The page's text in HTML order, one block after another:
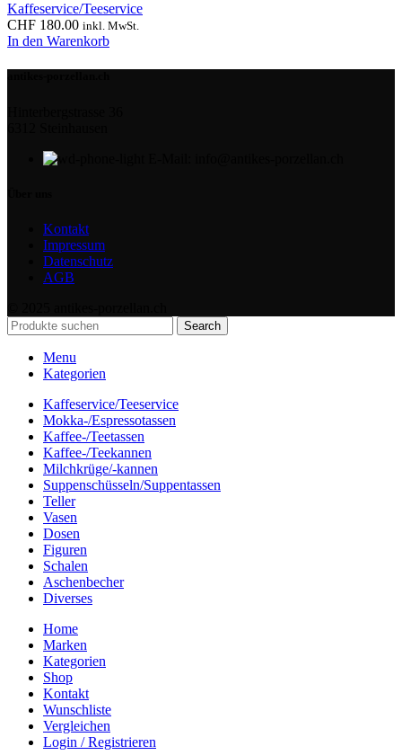
Kaffeservice/Teeservice
CHF 180.00 inkl. MwSt.
In den Warenkorb
Kontakt
Impressum
Datenschutz
AGB
Search
Menu
Kategorien
Kaffeservice/Teeservice
Mokka-/Espressotassen
Kaffee-/Teetassen
Kaffee-/Teekannen
Milchkrüge/-kannen
Suppenschüsseln/Suppentassen
Teller
Vasen
Dosen
Figuren
Schalen
Aschenbecher
Diverses
Home
Marken
Kategorien
Shop
Kontakt
Wunschliste
Vergleichen
Login / Registrieren